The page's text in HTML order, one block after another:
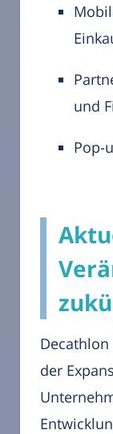
und
Pop-
der